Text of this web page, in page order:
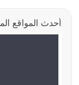
أحدث المواقع